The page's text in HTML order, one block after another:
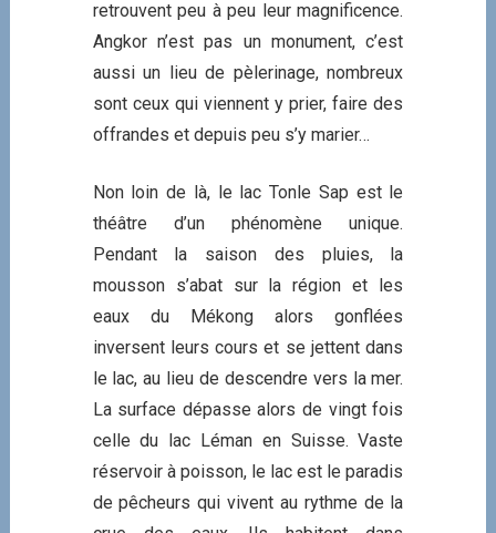
retrouvent peu à peu leur magnificence.
Angkor n’est pas un monument, c’est
aussi un lieu de pèlerinage, nombreux
sont ceux qui viennent y prier, faire des
offrandes et depuis peu s’y marier…
Non loin de là, le lac Tonle Sap est le
théâtre d’un phénomène unique.
Pendant la saison des pluies, la
mousson s’abat sur la région et les
eaux du Mékong alors gonflées
inversent leurs cours et se jettent dans
le lac, au lieu de descendre vers la mer.
La surface dépasse alors de vingt fois
celle du lac Léman en Suisse. Vaste
réservoir à poisson, le lac est le paradis
de pêcheurs qui vivent au rythme de la